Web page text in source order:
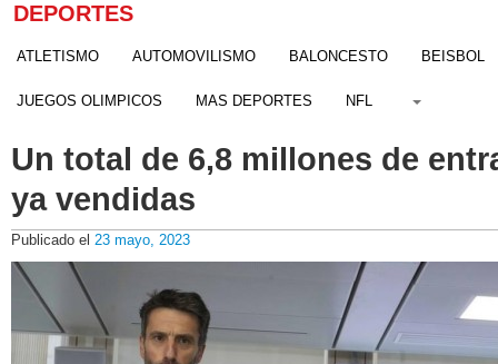
DEPORTES
ATLETISMO AUTOMOVILISMO BALONCESTO BEISBOL
JUEGOS OLIMPICOS MAS DEPORTES NFL
Un total de 6,8 millones de
ya vendidas
Publicado el 23 mayo, 2023